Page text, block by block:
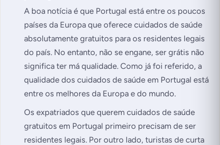
A boa notícia é que Portugal está entre os poucos
países da Europa que oferece cuidados de saúde
absolutamente gratuitos para os residentes legais
do país. No entanto, não se engane, ser grátis não
significa ter má qualidade. Como já foi referido, a
qualidade dos cuidados de saúde em Portugal está
entre os melhores da Europa e do mundo.
Os expatriados que querem cuidados de saúde
gratuitos em Portugal primeiro precisam de ser
residentes legais. Por outro lado, turistas de curta